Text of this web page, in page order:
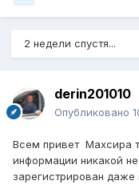
2 недели спустя...
derin201010
Опубликовано
Всем привет Махсира
информации никакой
зарегистрирован